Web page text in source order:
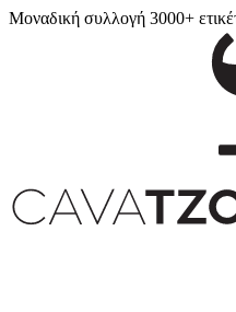
Μοναδική συλλογή 3000+